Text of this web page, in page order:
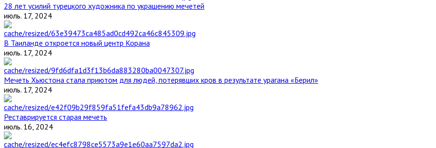
28 лет усилий турецкого художника по украшению мечетей
июль. 17, 2024
В Таиланде откроется новый центр Корана
июль. 17, 2024
Мечеть Хьюстона стала приютом для людей, потерявших кров в результате урагана «Берил»
июль. 17, 2024
Реставрируется старая мечеть
июль. 16, 2024